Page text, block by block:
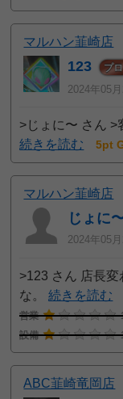
マルハン韮崎店
123 プロ
2024年05
>じょに〜 さん >
続きを読む
5pt
マルハン韮崎店
じょに
2024年05
>123 さん 店長
な。続きを読む
営業
設備
ABC韮崎竜岡店